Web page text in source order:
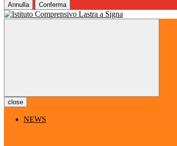
Annulla Conferma
close
NEWS